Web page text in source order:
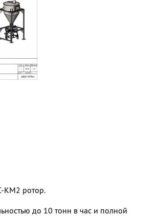
КМ2 ротор.
до 10 тонн в час и полной